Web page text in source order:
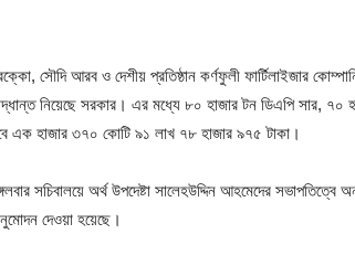
সৌদি আরব ও দেশীয় প্রতিষ্ঠান কর্ণফুলী ফার্টিলাইজার
নিয়েছে সরকার। এর মধ্যে ৮০ হাজার টন ডিএপি সার, ৭০
এক হাজার ৩৭০ কোটি ৯১ লাখ ৭৮ হাজার ৯৭৫ টাকা।
সচিবালয়ে অর্থ উপদেষ্টা সালেহউদ্দিন আহমেদের
দেওয়া হয়েছে।